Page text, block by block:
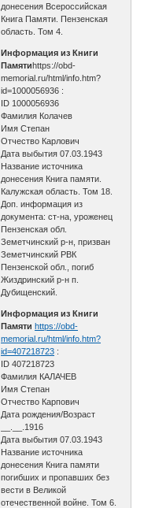
донесения Всероссийская
Книга Памяти. Пензенская
область. Том 4.
Информация из Книги
Памятиhttps://obd-
memorial.ru/html/info.htm?
id=1000056936 :
ID 1000056936
Фамилия Колачев
Имя Степан
Отчество Карлович
Дата выбытия 07.03.1943
Название источника
донесения Книга памяти.
Калужская область. Том 18.
Доп. информация из
документа: ст-на, уроженец
Пензенская обл.
Земетчинский р-н, призван
Земетчинский РВК
Пензенской обл., погиб
Жиздринский р-н п.
Дубищенский.
Информация из Книги
Памяти https://obd-
memorial.ru/html/info.htm?
id=407218723 :
ID 407218723
Фамилия КАЛАЧЕВ
Имя Степан
Отчество Карпович
Дата рождения/Возраст
__.__.1916
Дата выбытия 07.03.1943
Название источника
донесения Книга памяти
погибших и пропавших без
вести в Великой
отечественной войне. Том 6.